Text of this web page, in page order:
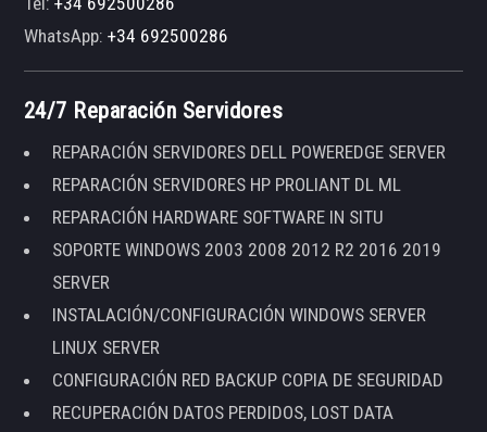
WhatsApp:+34 692500286
24/7 Reparación Servidores
REPARACIÓN SERVIDORES DELL POWEREDGE SERVER
REPARACIÓN SERVIDORES HP PROLIANT DL ML
REPARACIÓN HARDWARE SOFTWARE IN SITU
SOPORTE WINDOWS 2003 2008 2012 R2 2016 2019
SERVER
INSTALACIÓN/CONFIGURACIÓN WINDOWS SERVER
LINUX SERVER
CONFIGURACIÓN RED BACKUP COPIA DE SEGURIDAD
RECUPERACIÓN DATOS PERDIDOS, LOST DATA